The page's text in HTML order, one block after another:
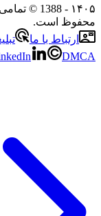
۱۴۰۵
- 1388 ©
محفوظ است.
ارتباط با ما
DMCA